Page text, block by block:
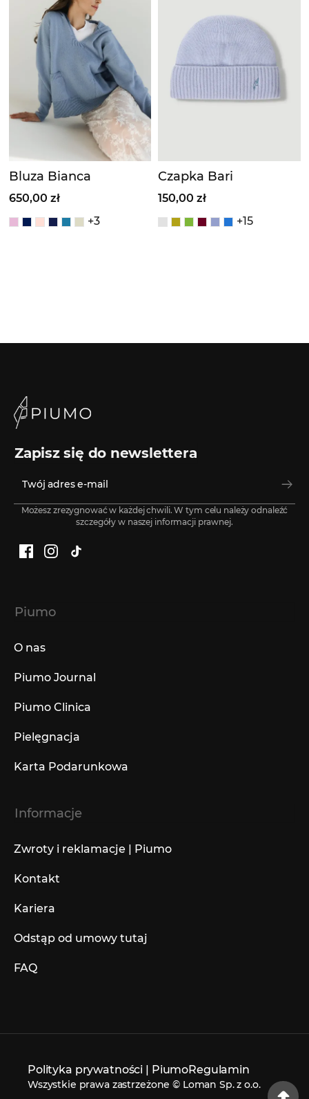
Bluza Bianca
650,00 zł
+3
Czapka Bari
150,00 zł
+15
Zapisz się do newslettera
Możesz zrezygnować w każdej chwili. W tym celu należy odnaleźć
szczegóły w naszej informacji prawnej.
Facebook
Instagram
TikTok
Piumo
O nas
Piumo Journal
Piumo Clinica
Pielęgnacja
Karta Podarunkowa
Informacje
Zwroty i reklamacje | Piumo
Kontakt
Kariera
Odstąp od umowy tutaj
FAQ
Polityka prywatności | PiumoRegulamin
Wszystkie prawa zastrzeżone © Loman Sp. z o.o.